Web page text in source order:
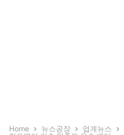
Home 뉴스공장 업계뉴스